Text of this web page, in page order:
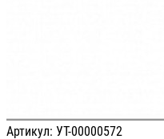
Артикул: УТ-00000572